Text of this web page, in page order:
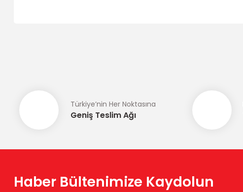
Ürün fiyatı diğer sitelerden daha pahalı.
Türkiye’nin Her Noktasına
Geniş Teslim Ağı
Haber Bültenimize Kaydolun